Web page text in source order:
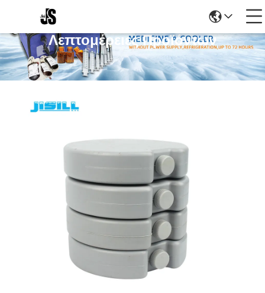
Λεπτομέρειες Προϊόντων